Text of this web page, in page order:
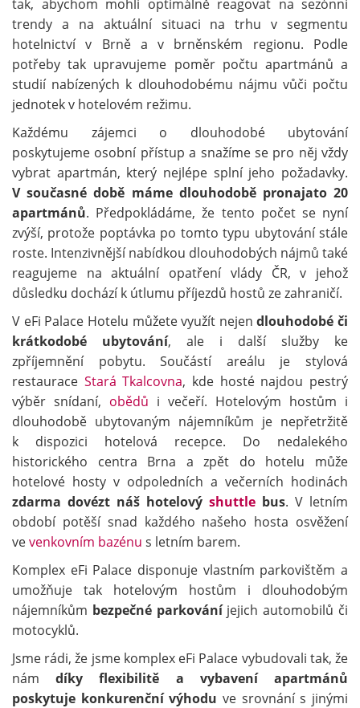
tak, abychom mohli optimálně reagovat na sezónní
trendy a na aktuální situaci na trhu v segmentu
hotelnictví v Brně a v brněnském regionu. Podle
potřeby tak upravujeme poměr počtu apartmánů a
studií nabízených k dlouhodobému nájmu vůči počtu
jednotek v hotelovém režimu.
Každému zájemci o dlouhodobé ubytování
poskytujeme osobní přístup a snažíme se pro něj vždy
vybrat apartmán, který nejlépe splní jeho požadavky.
V současné době máme dlouhodobě pronajato 20
apartmánů. Předpokládáme, že tento počet se nyní
zvýší, protože poptávka po tomto typu ubytování stále
roste. Intenzivnější nabídkou dlouhodobých nájmů také
reagujeme na aktuální opatření vlády ČR, v jehož
důsledku dochází k útlumu příjezdů hostů ze zahraničí.
V eFi Palace Hotelu můžete využít nejendlouhodobé či
krátkodobé ubytování, ale i další služby ke
zpříjemnění pobytu. Součástí areálu je stylová
restaurace Stará Tkalcovna, kde hosté najdou pestrý
výběr snídaní, obědů i večeří. Hotelovým hostům i
dlouhodobě ubytovaným nájemníkům je nepřetržitě
k dispozici hotelová recepce. Do nedalekého
historického centra Brna a zpět do hotelu může
hotelové hosty v odpoledních a večerních hodinách
zdarma dovézt náš hotelový shuttle bus. V letním
období potěší snad každého našeho hosta osvěžení
vevenkovním bazénu s letním barem.
Komplex eFi Palace disponuje vlastním parkovištěm a
umožňuje tak hotelovým hostům i dlouhodobým
nájemníkům bezpečné parkováníjejich automobilů či
motocyklů.
Jsme rádi, že jsme komplex eFi Palace vybudovali tak, že
námdíky flexibilitě a vybavení apartmánů
poskytuje konkurenční výhodu ve srovnání s jinými